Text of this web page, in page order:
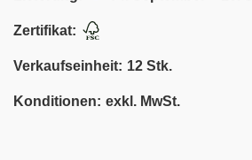
Zertifikat:
Verkaufseinheit: 12 Stk.
Konditionen: exkl. MwSt.